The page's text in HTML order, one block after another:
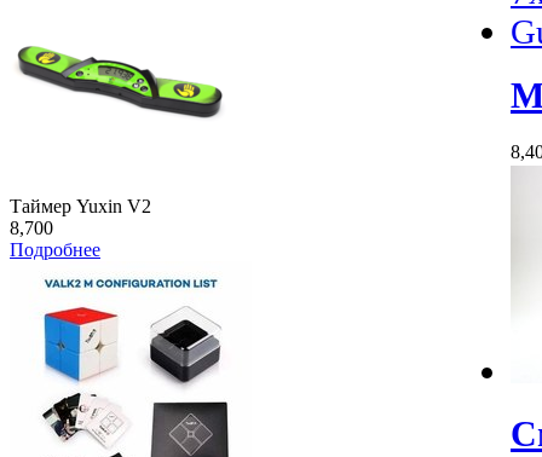
Таймер Yuxin V2
8,700
Подробнее